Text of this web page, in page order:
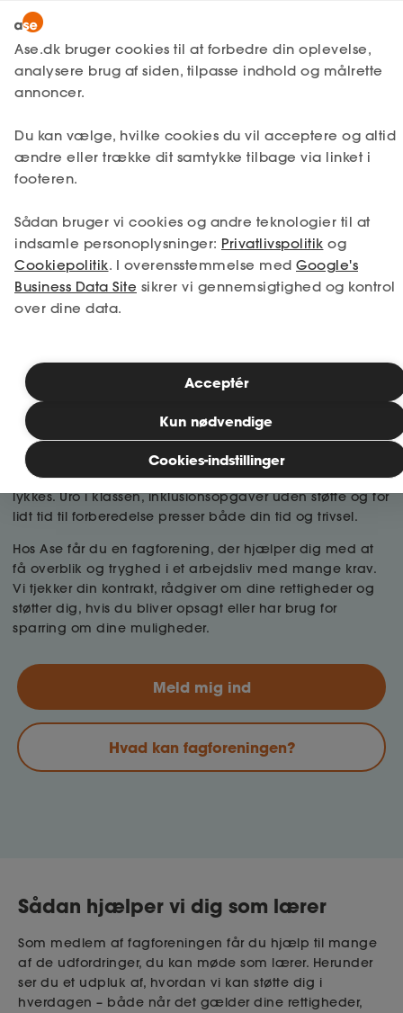
MitAse
Ase Selvstændig
Dokumenter.dk
Lønmodtager
A-kasse
Fagforening
Lønsikring
Få svar
Selvstændig
Studerende
Bliv medlem
Ase Selvstændig
Dokumenter.dk
Fagforening for lærere
Du gør en forskel for eleverne, vi gør en forskel for dig
Som lærer har du et stort ansvar for elevernes faglige og
sociale udvikling, men rammerne kan gøre det svært at
lykkes. Uro i klassen, inklusionsopgaver uden støtte og for
lidt tid til forberedelse presser både din tid og trivsel.
Hos Ase får du en fagforening, der hjælper dig med at
få overblik og tryghed i et arbejdsliv med mange krav.
Vi tjekker din kontrakt, rådgiver om dine rettigheder og
støtter dig, hvis du bliver opsagt eller har brug for
sparring om dine muligheder.
Meld mig ind
Hvad kan fagforeningen?
Sådan hjælper vi dig som lærer
Som medlem af fagforeningen får du hjælp til mange
af de udfordringer, du kan møde som lærer. Herunder
ser du et udpluk af, hvordan vi kan støtte dig i
hverdagen – både når det gælder dine rettigheder,
Ase.dk bruger cookies til at forbedre din oplevelse,
analysere brug af siden, tilpasse indhold og målrette
annoncer.
Du kan vælge, hvilke cookies du vil acceptere og altid
ændre eller trække dit samtykke tilbage via linket i
footeren.
Sådan bruger vi cookies og andre teknologier til at
indsamle personoplysninger: Privatlivspolitik og
Cookiepolitik. I overensstemmelse med Google's
Business Data Site sikrer vi gennemsigtighed og kontrol
over dine data.
Cookies-indstillinger
Kun nødvendige
Acceptér